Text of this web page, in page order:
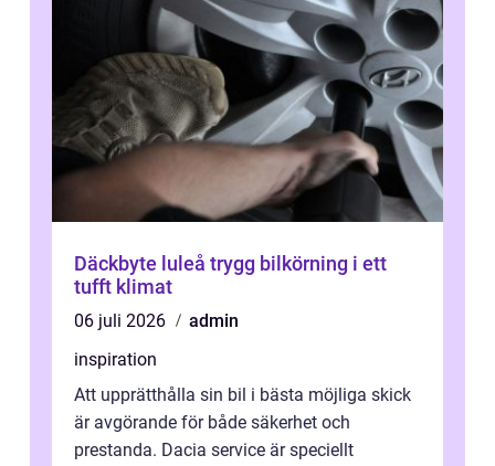
Däckbyte luleå trygg bilkörning i ett
tufft klimat
06 juli 2026
admin
inspiration
Att upprätthålla sin bil i bästa möjliga skick
är avgörande för både säkerhet och
prestanda. Dacia service är speciellt